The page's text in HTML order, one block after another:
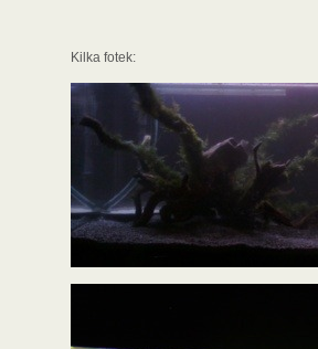
Kilka fotek: